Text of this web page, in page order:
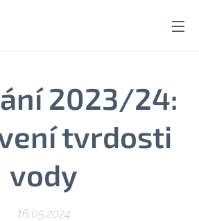
2023/24:
tvrdosti
vody
16.05.2024